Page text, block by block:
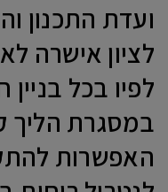
ועדת התכנון
לציון אישרה
לפיו בכל
האפשרות